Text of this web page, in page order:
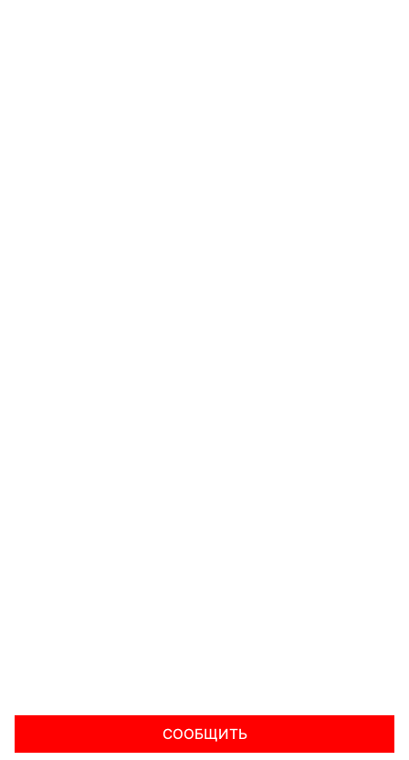
СООБЩИТЬ